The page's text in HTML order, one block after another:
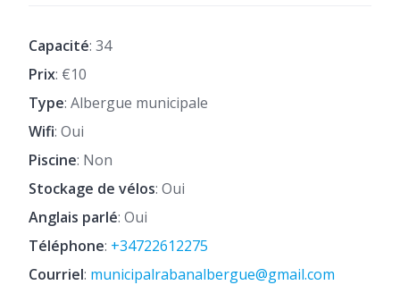
Capacité: 34
Prix: €10
Type: Albergue municipale
Wifi: Oui
Piscine: Non
Stockage de vélos: Oui
Anglais parlé: Oui
Téléphone: +34722612275
Courriel: municipalrabanalbergue@gmail.com